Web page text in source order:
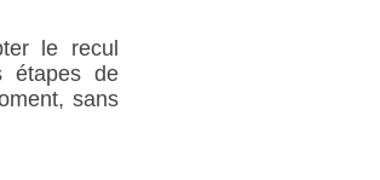
le recul
étapes de
sans